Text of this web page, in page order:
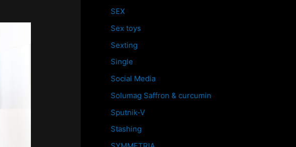
SEX
Sex toys
Sexting
Single
Social Media
Solumag Saffron & curcumin
Sputnik-V
Stashing